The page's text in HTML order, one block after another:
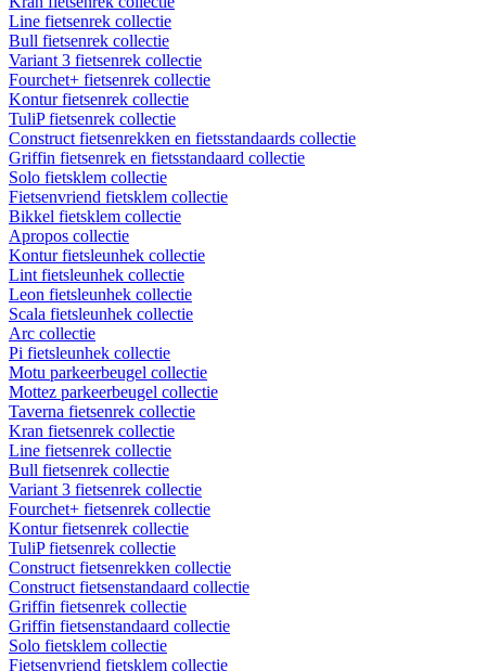
Line fietsenrek collectie
Bull fietsenrek collectie
Variant 3 fietsenrek collectie
Fourchet+ fietsenrek collectie
Kontur fietsenrek collectie
TuliP fietsenrek collectie
Construct fietsenrekken en fietsstandaards collectie
Griffin fietsenrek en fietsstandaard collectie
Solo fietsklem collectie
Fietsenvriend fietsklem collectie
Bikkel fietsklem collectie
Apropos collectie
Kontur fietsleunhek collectie
Lint fietsleunhek collectie
Leon fietsleunhek collectie
Scala fietsleunhek collectie
Arc collectie
Pi fietsleunhek collectie
Motu parkeerbeugel collectie
Mottez parkeerbeugel collectie
Taverna fietsenrek collectie
Kran fietsenrek collectie
Line fietsenrek collectie
Bull fietsenrek collectie
Variant 3 fietsenrek collectie
Fourchet+ fietsenrek collectie
Kontur fietsenrek collectie
TuliP fietsenrek collectie
Construct fietsenrekken collectie
Construct fietsenstandaard collectie
Griffin fietsenrek collectie
Griffin fietsenstandaard collectie
Solo fietsklem collectie
Fietsenvriend fietsklem collectie